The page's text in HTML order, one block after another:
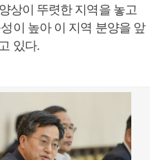
상이 뚜렷한 지역을 놓고
이 높아 이 지역 분양을 앞
있다.